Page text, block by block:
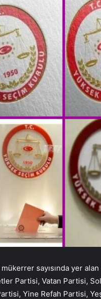
sayısında yer
Partisi, Vatan Partisi,
Yine Refah Partisi,